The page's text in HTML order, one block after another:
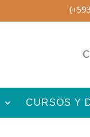
CURSOS Y